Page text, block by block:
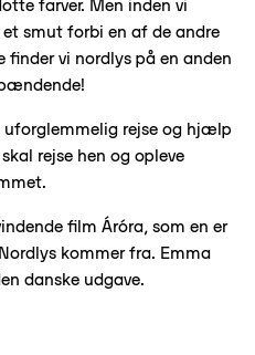
farver. Men inden vi
smut forbi en af de andre
finder vi nordlys på en anden
rejse og hjælp
rejse hen og opleve
film Áróra, som en er
kommer fra. Emma
danske udgave.